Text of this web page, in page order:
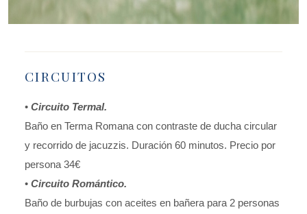
CIRCUITOS
• Circuito Termal.
Baño en Terma Romana con contraste de ducha circular
y recorrido de jacuzzis. Duración 60 minutos. Precio por
persona 34€
• Circuito Romántico.
Baño de burbujas con aceites en bañera para 2 personas